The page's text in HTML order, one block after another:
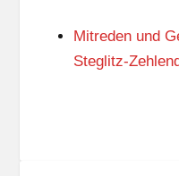
S
O
N
Mitreden und
Steglitz-